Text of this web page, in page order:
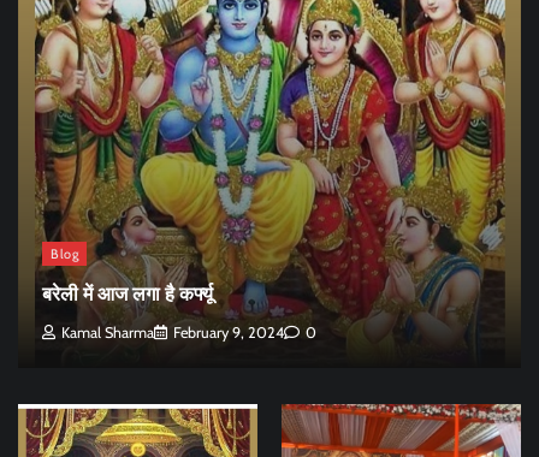
Blog
बरेली में आज लगा है कर्फ्यू
Kamal Sharma February 9, 2024 0